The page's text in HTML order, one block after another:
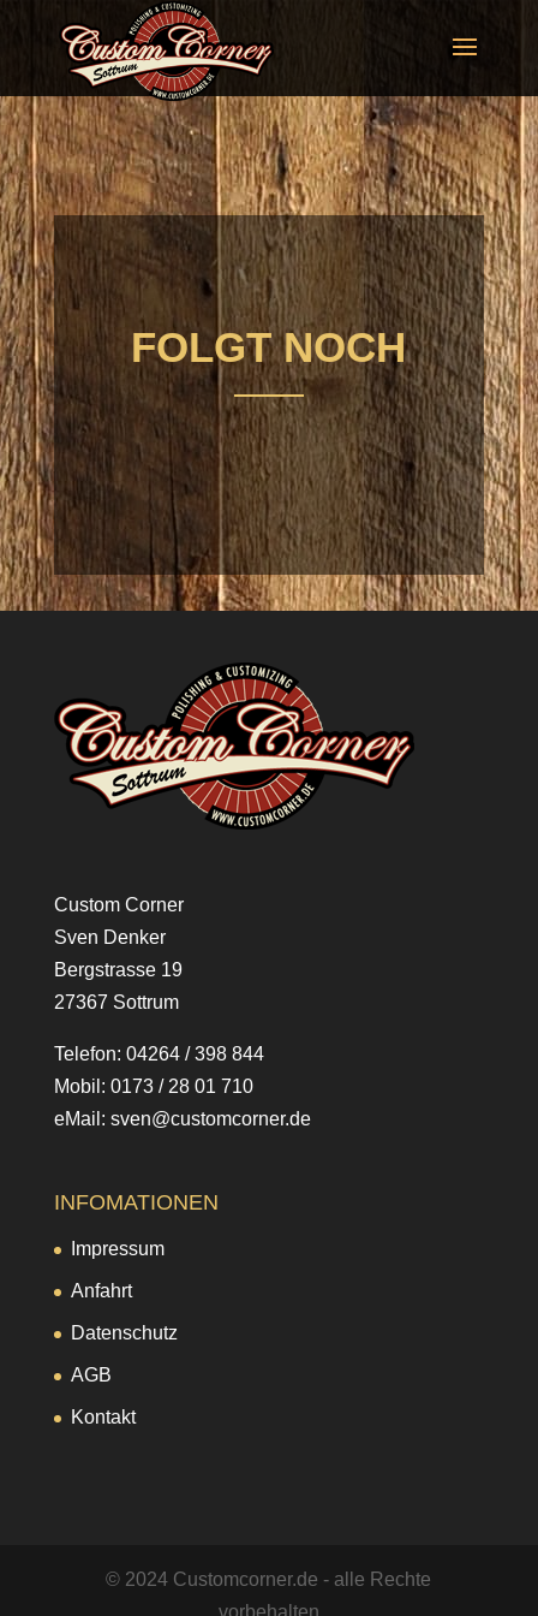
FOLGT NOCH
Custom Corner
Sven Denker
Bergstrasse 19
27367 Sottrum
Telefon: 04264 / 398 844
Mobil: 0173 / 28 01 710
eMail: sven@customcorner.de
INFOMATIONEN
Impressum
Anfahrt
Datenschutz
AGB
Kontakt
© 2024 Customcorner.de - alle Rechte
vorbehalten